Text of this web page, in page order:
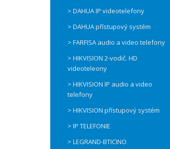
> DAHUA IP videotelefony
> DAHUA přístupový systém
> FARFISA audio a video telefony
> HIKVISION 2-vodič. HD
videoteleony
> HIKVISION IP audio a video
telefony
> HIKVISION přístupový systém
> IP TELEFONIE
> LEGRAND-BTICINO